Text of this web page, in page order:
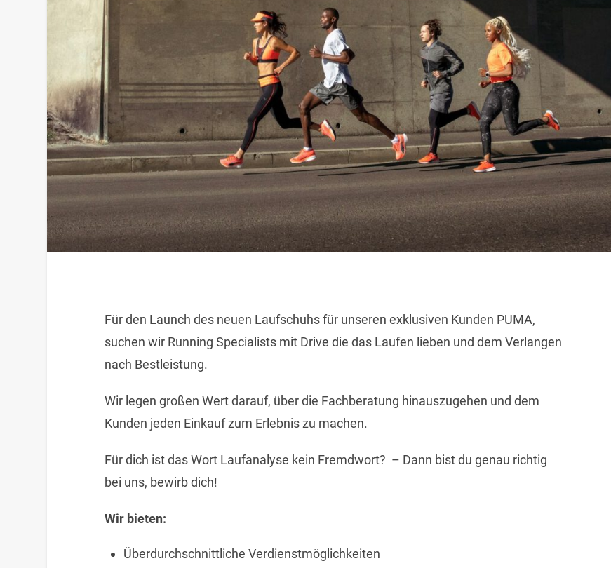
Für den Launch des neuen Laufschuhs für unseren exklusiven Kunden PUMA,
suchen wir Running Specialists mit Drive die das Laufen lieben und dem Verlangen
nach Bestleistung.
Wir legen großen Wert darauf, über die Fachberatung hinauszugehen und dem
Kunden jeden Einkauf zum Erlebnis zu machen.
Für dich ist das Wort Laufanalyse kein Fremdwort? – Dann bist du genau richtig
bei uns, bewirb dich!
Wir bieten:
Überdurchschnittliche Verdienstmöglichkeiten